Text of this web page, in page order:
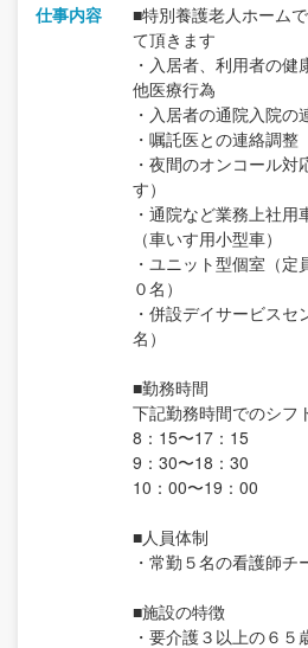
仕事内容
■特別養護老人ホーム
て頂きます
・入居者、利用者の
他医療行為
・入居者の通院入院
・嘱託医との連絡調整
・夜間のオンコール
す）
・通院など業務上社
（車いす用小型車）
・ユニット型個室（
０名）
・併設デイサービス
名）
■勤務時間
下記勤務時間でのシフ
8：15〜17：15
9：30〜18：30
10：00〜19：00
■人員体制
・常勤５名の看護師チ
■施設の特徴
・要介護３以上の６